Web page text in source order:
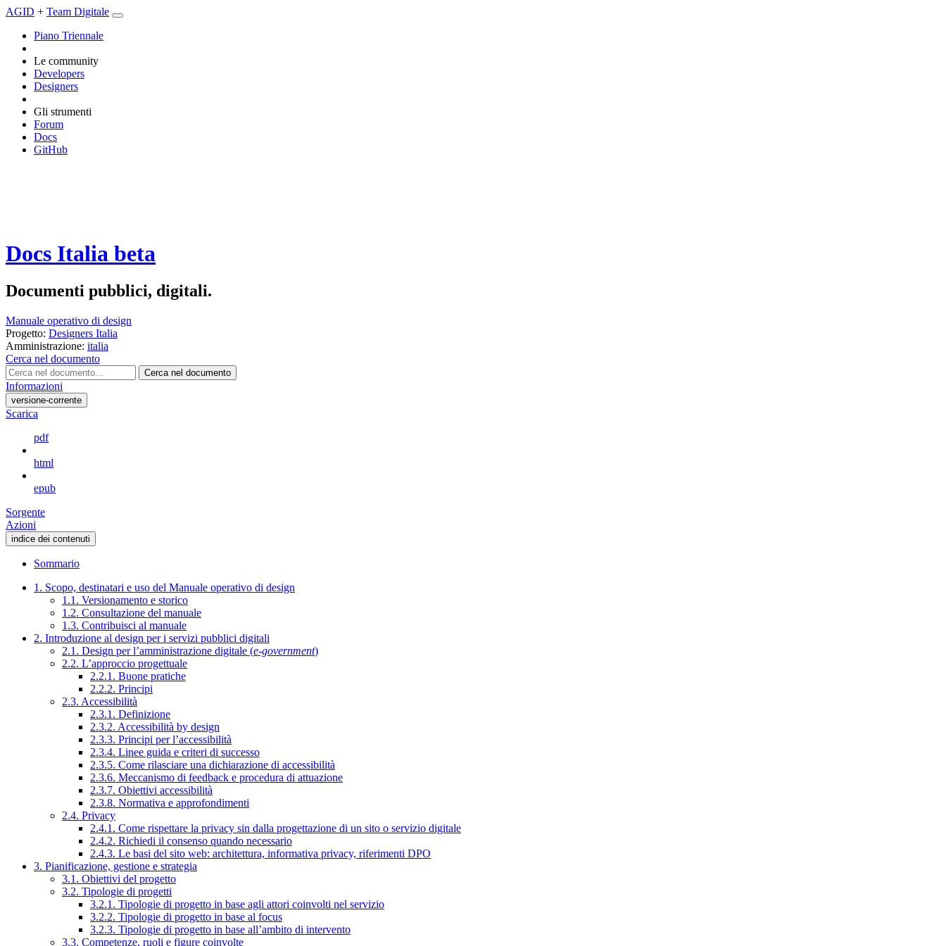
AGID + Team Digitale
Piano Triennale
Le community
Developers
Designers
Gli strumenti
Forum
Docs
GitHub
Docs Italia beta
Documenti pubblici, digitali.
Manuale operativo di design
Progetto: Designers Italia
Amministrazione: italia
Cerca nel documento
Cerca nel documento
Informazioni
versione-corrente
Scarica
pdf
html
epub
Sorgente
Azioni
indice dei contenuti
Sommario
1. Scopo, destinatari e uso del Manuale operativo di design
1.1. Versionamento e storico
1.2. Consultazione del manuale
1.3. Contribuisci al manuale
2. Introduzione al design per i servizi pubblici digitali
2.1. Design per l’amministrazione digitale (e-government)
2.2. L’approccio progettuale
2.2.1. Buone pratiche
2.2.2. Principi
2.3. Accessibilità
2.3.1. Definizione
2.3.2. Accessibilità by design
2.3.3. Principi per l’accessibilità
2.3.4. Linee guida e criteri di successo
2.3.5. Come rilasciare una dichiarazione di accessibilità
2.3.6. Meccanismo di feedback e procedura di attuazione
2.3.7. Obiettivi accessibilità
2.3.8. Normativa e approfondimenti
2.4. Privacy
2.4.1. Come rispettare la privacy sin dalla progettazione di un sito o servizio digitale
2.4.2. Richiedi il consenso quando necessario
2.4.3. Le basi del sito web: architettura, informativa privacy, riferimenti DPO
3. Pianificazione, gestione e strategia
3.1. Obiettivi del progetto
3.2. Tipologie di progetti
3.2.1. Tipologie di progetto in base agli attori coinvolti nel servizio
3.2.2. Tipologie di progetto in base al focus
3.2.3. Tipologie di progetto in base all’ambito di intervento
3.3. Competenze, ruoli e figure coinvolte